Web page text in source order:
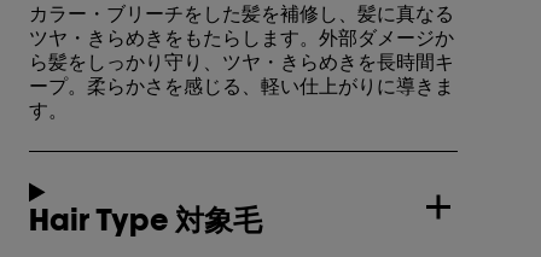
カラー・ブリーチをした髪を補修し、髪に真なる
ツヤ・きらめきをもたらします。外部ダメージか
ら髪をしっかり守り、ツヤ・きらめきを長時間キ
ープ。柔らかさを感じる、軽い仕上がりに導きま
す。
Hair Type 対象毛